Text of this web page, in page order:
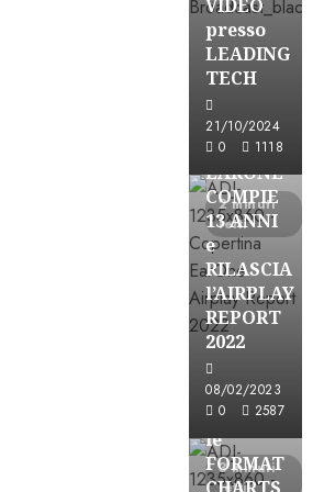
VIDEO
presso
LEADING
TECH
21/10/2024
0
1118
2 minuti
letti
Partnership
EARONE
COMPIE
13 ANNI
e
RILASCIA
l’AIRPLAY
REPORT
2022
08/02/2023
0
2587
3 minuti
letti
Partnership
le
FORMAT